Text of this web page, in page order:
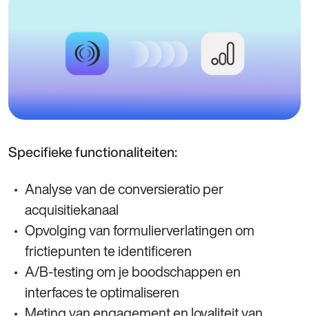
Specifieke functionaliteiten:
Analyse van de conversieratio per
acquisitiekanaal
Opvolging van formulierverlatingen om
frictiepunten te identificeren
A/B‑testing om je boodschappen en
interfaces te optimaliseren